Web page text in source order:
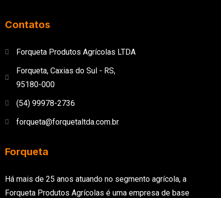
Contatos
Forqueta Produtos Agrícolas LTDA
Forqueta, Caxias do Sul - RS,
95180-000
(54) 99978-2736
forqueta@forquetaltda.com.br
Forqueta
Há mais de 25 anos atuando no segmento agrícola, a
Forqueta Produtos Agrícolas é uma empresa de base